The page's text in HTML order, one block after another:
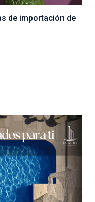
de importación de